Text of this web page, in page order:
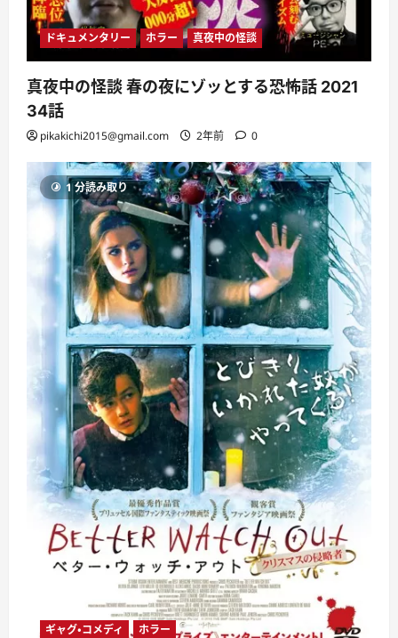
ドキュメンタリー ホラー 真夜中の怪談
真夜中の怪談 春の夜にゾッとする恐怖話 2021
34話
pikakichi2015@gmail.com 2年前 0
1 分読み取り
ギャグ・コメディ ホラー